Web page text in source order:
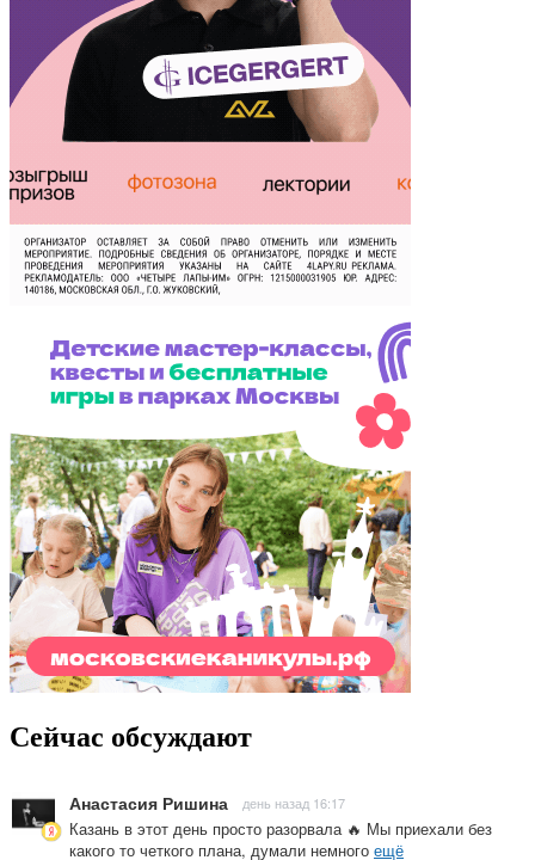
Сейчас обсуждают
Анастасия Ришина день назад 16:17
Казань в этот день просто разорвала 🔥 Мы приехали без
какого то четкого плана, думали немного ещё